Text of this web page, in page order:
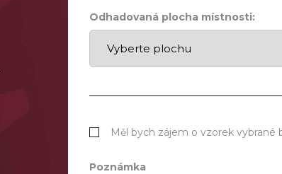
Odhadovaná plocha místnosti:
Měl bych zájem o vzorek vybrané
Poznámka